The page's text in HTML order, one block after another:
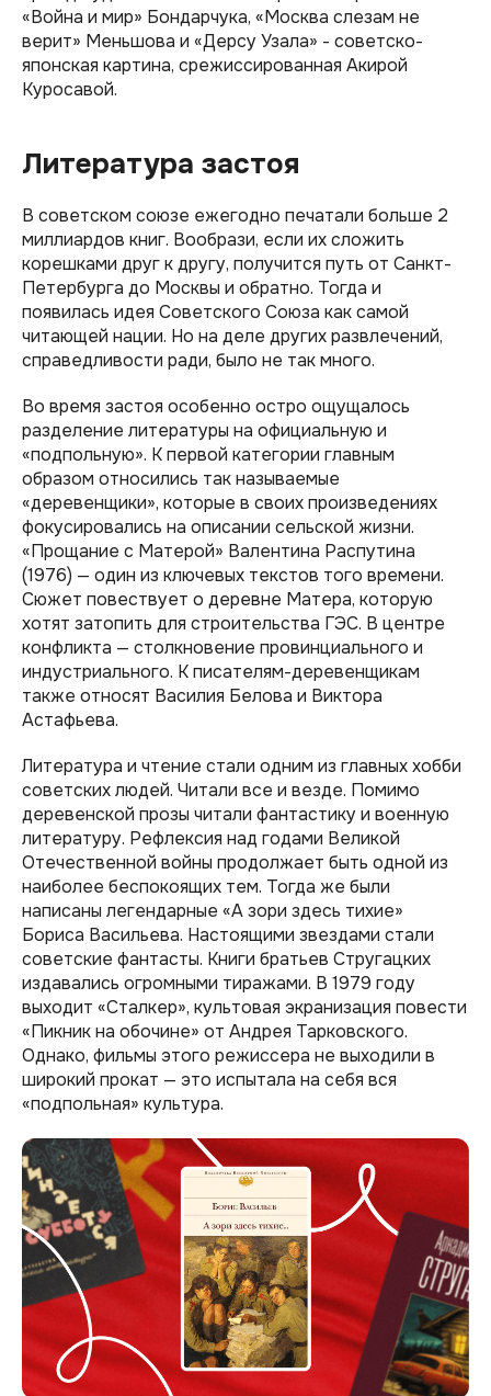
«Война и мир» Бондарчука, «Москва слезам не
верит» Меньшова и «Дерсу Узала» - советско-
японская картина, срежиссированная Акирой
Куросавой.
Литература застоя
В советском союзе ежегодно печатали больше 2
миллиардов книг. Вообрази, если их сложить
корешками друг к другу, получится путь от Санкт-
Петербурга до Москвы и обратно. Тогда и
появилась идея Советского Союза как самой
читающей нации. Но на деле других развлечений,
справедливости ради, было не так много.
Во время застоя особенно остро ощущалось
разделение литературы на официальную и
«подпольную». К первой категории главным
образом относились так называемые
«деревенщики», которые в своих произведениях
фокусировались на описании сельской жизни.
«Прощание с Матерой» Валентина Распутина
(1976) — один из ключевых текстов того времени.
Сюжет повествует о деревне Матера, которую
хотят затопить для строительства ГЭС. В центре
конфликта — столкновение провинциального и
индустриального. К писателям-деревенщикам
также относят Василия Белова и Виктора
Астафьева.
Литература и чтение стали одним из главных хобби
советских людей. Читали все и везде. Помимо
деревенской прозы читали фантастику и военную
литературу. Рефлексия над годами Великой
Отечественной войны продолжает быть одной из
наиболее беспокоящих тем. Тогда же были
написаны легендарные «А зори здесь тихие»
Бориса Васильева. Настоящими звездами стали
советские фантасты. Книги братьев Стругацких
издавались огромными тиражами. В 1979 году
выходит «Сталкер», культовая экранизация повести
«Пикник на обочине» от Андрея Тарковского.
Однако, фильмы этого режиссера не выходили в
широкий прокат — это испытала на себя вся
«подпольная» культура.